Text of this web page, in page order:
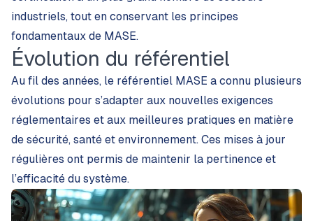
industriels, tout en conservant les principes
fondamentaux de MASE.
Évolution du référentiel
Au fil des années, le référentiel MASE a connu plusieurs
évolutions pour s’adapter aux nouvelles exigences
réglementaires et aux meilleures pratiques en matière
de sécurité, santé et environnement. Ces mises à jour
régulières ont permis de maintenir la pertinence et
l’efficacité du système.